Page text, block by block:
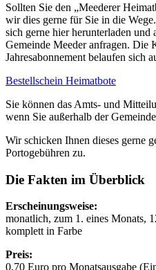
Sollten Sie den „Meederer
wir dies gerne für Sie in die
sich gerne hier herunterladen und
Gemeinde Meeder anfragen. Die
Jahresabonnement belaufen sich
Bestellschein Heimatbote
Sie können das Amts- und
wenn Sie außerhalb der
Wir schicken Ihnen dieses gerne
Portogebühren zu.
Die Fakten im Überblick
Erscheinungsweise:
monatlich, zum 1. eines Monats,
komplett in Farbe
Preis:
0,70 Euro pro Monatsausgabe